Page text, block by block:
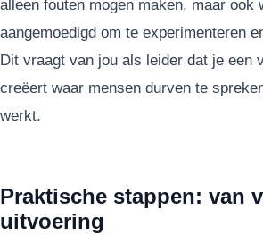
alleen fouten mogen maken, maar ook
aangemoedigd om te experimenteren
Dit vraagt van jou als leider dat je een
creëert waar mensen durven te
werkt.
Praktische stappen: van
uitvoering